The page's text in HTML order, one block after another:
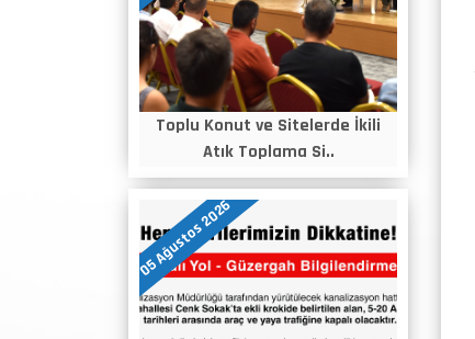
Toplu Konut ve Sitelerde İkili
Atık Toplama Si..
05 Ağustos 2026